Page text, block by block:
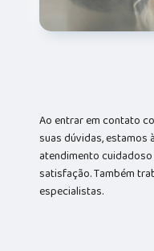
Ao entrar em contato
suas dúvidas, estamos
atendimento
satisfação. Também
especialistas.